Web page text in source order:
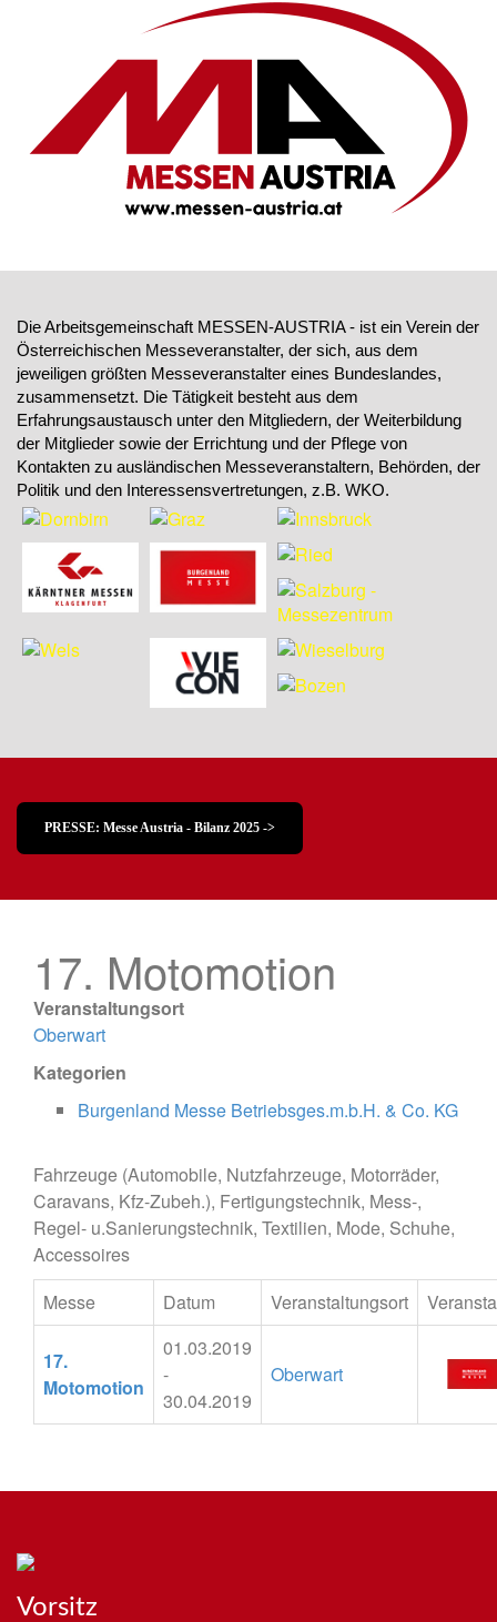
Die Arbeitsgemeinschaft MESSEN-AUSTRIA - ist ein Verein der
Österreichischen Messeveranstalter, der sich, aus dem
jeweiligen größten Messeveranstalter eines Bundeslandes,
zusammensetzt. Die Tätigkeit besteht aus dem
Erfahrungsaustausch unter den Mitgliedern, der Weiterbildung
der Mitglieder sowie der Errichtung und der Pflege von
Kontakten zu ausländischen Messeveranstaltern, Behörden, der
Politik und den Interessensvertretungen, z.B. WKO.
PRESSE: Messe Austria - Bilanz 2025 ->
17. Motomotion
Veranstaltungsort
Oberwart
Kategorien
Burgenland Messe Betriebsges.m.b.H. & Co. KG
Fahrzeuge (Automobile, Nutzfahrzeuge, Motorräder,
Caravans, Kfz-Zubeh.), Fertigungstechnik, Mess-,
Regel- u.Sanierungstechnik, Textilien, Mode, Schuhe,
Accessoires
Messe
Datum Veranstaltungsort
17.
Motomotion
01.03.2019
-
30.04.2019
Oberwart
Vorsitz